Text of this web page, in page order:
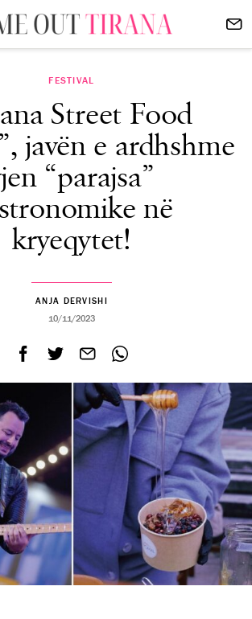
FESTIVAL
Street Food
javën e ardhshme
“parajsa”
në
kryeqytet!
ANJA DERVISHI
10/11/2023